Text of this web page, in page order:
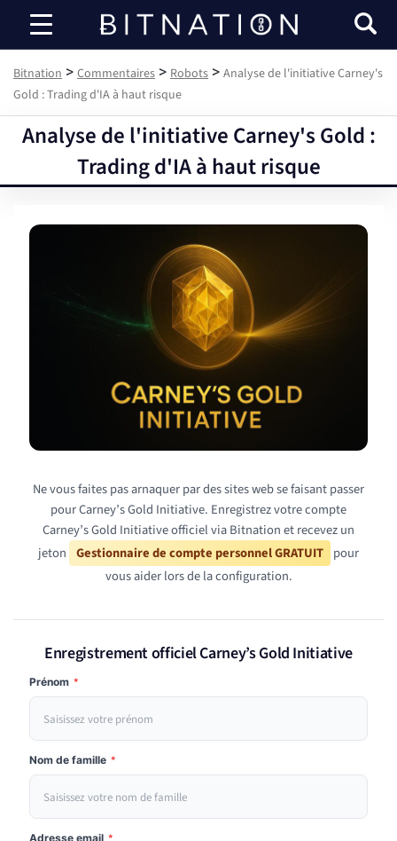
Bitnation
Bitnation > Commentaires > Robots > Analyse de l'initiative Carney's
Gold : Trading d'IA à haut risque
Analyse de l'initiative Carney's Gold :
Trading d'IA à haut risque
Ne vous faites pas arnaquer par des sites web se faisant passer
pour Carney’s Gold Initiative. Enregistrez votre compte
Carney’s Gold Initiative officiel via Bitnation et recevez un
jeton Gestionnaire de compte personnel GRATUIT pour
vous aider lors de la configuration.
Enregistrement officiel Carney’s Gold Initiative
Prénom *
Nom de famille *
Adresse email